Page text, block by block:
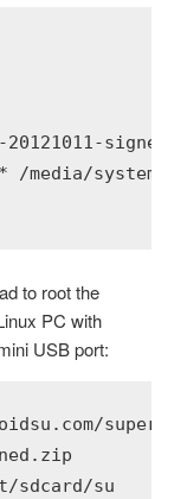
20121011-
* /media/
to root the
PC with
USB port:
sdcard/su